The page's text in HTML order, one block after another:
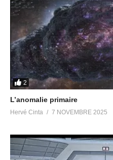
2
L’anomalie primaire
Hervé Cinta 7 NOVEMBRE 2025